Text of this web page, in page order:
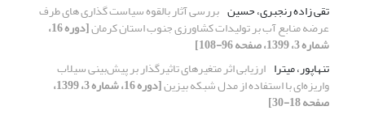
تقی زاده رنجبری، حسین بررسی آثار بالقوه سیاست گذاری های طرف
عرضه منابع آب بر تولیدات کشاورزی جنوب استان کرمان [دوره 16،
شماره 3، 1399، صفحه 96-108]
تنهاپور، میترا ارزیابی اثر متغیرهای تاثیرگذار بر پیش‌بینی سیلاب
واریزه‌ای با استفاده از مدل شبکه بیزین [دوره 16، شماره 3، 1399،
صفحه 18-30]